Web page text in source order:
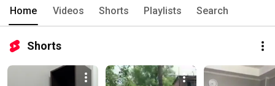
Home Videos Shorts Playlists Search
Shorts